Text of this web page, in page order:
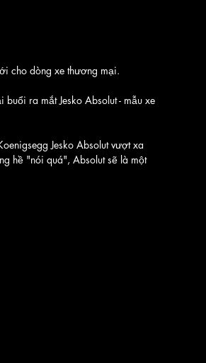
cho dòng xe thương mại.
ra mắt Jesko Absolut - mẫu xe
Jesko Absolut vượt xa
hề "nói quá", Absolut sẽ là một